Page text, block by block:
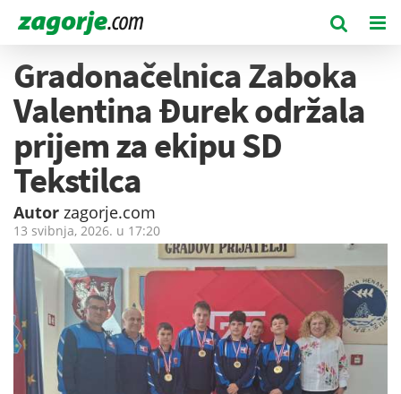
Gradonačelnica Zaboka
Valentina Đurek održala
prijem za ekipu SD
Tekstilca
Autor zagorje.com
13 svibnja, 2026. u 17:20